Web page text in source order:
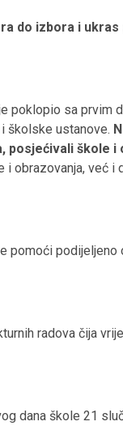
do izbora i
poklopio sa prvim
školske ustanove.
škole i
obrazovanja, već i
pomoći podijeljeno
radova čija
dana škole 21